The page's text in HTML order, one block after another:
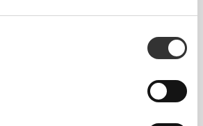
60
Κολλαγόνο Μαλλιά, Δέρμα &